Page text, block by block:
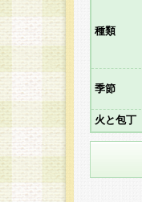
種類
季節
火と包丁